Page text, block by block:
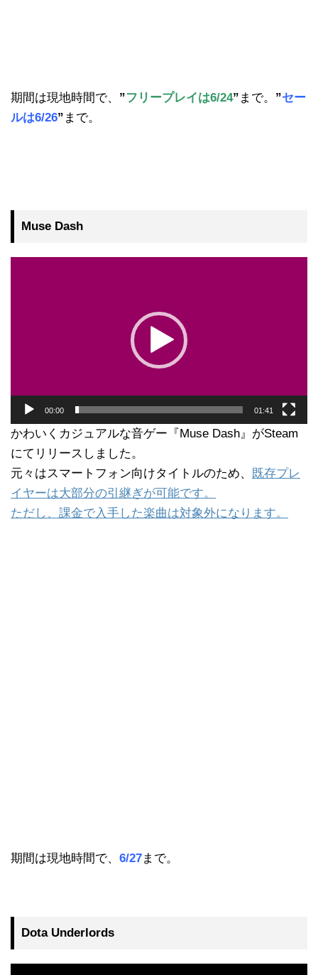
期間は現地時間で、 ”フリープレイは6/24” まで。 ”セー
ルは6/26” まで。
Muse Dash
00:00 01:41
かわいくカジュアルな音ゲー『Muse Dash』がSteam
にてリリースしました。
元々はスマートフォン向けタイトルのため、
既存プレ
イヤーは大部分の引継ぎが可能です。
ただし、課金で入手した楽曲は対象外になります。
期間は現地時間で、 6/27まで。
Dota Underlords